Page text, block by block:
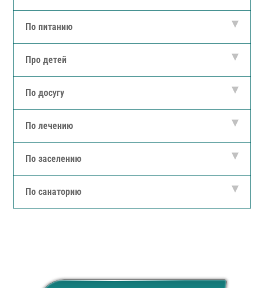
По питанию
Про детей
По досугу
По лечению
По заселению
По санаторию